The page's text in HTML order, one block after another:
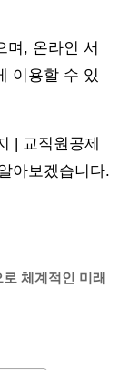
며, 온라인 서
이용할 수 있
| 교직원공제
아보겠습니다.
체계적인 미래